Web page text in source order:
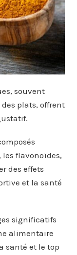
souvent
plats, offrent
les flavonoïdes,
des effets
et la santé
significatifs
alimentaire
santé et le top